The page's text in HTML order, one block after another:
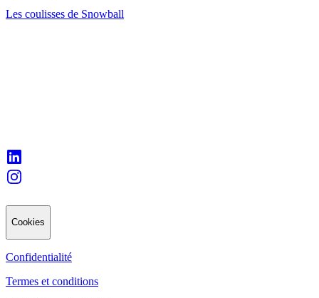
Les coulisses de Snowball
Cookies
Confidentialité
Termes et conditions